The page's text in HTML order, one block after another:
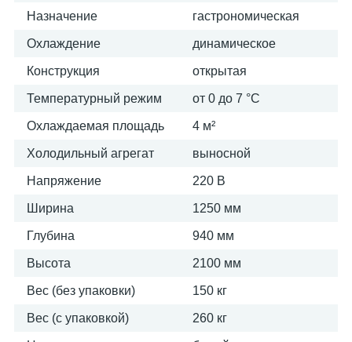
Назначение гастрономическая
Охлаждение динамическое
Конструкция открытая
Температурный режим от 0 до 7 °C
Охлаждаемая площадь 4 м²
Холодильный агрегат выносной
Напряжение 220 В
Ширина 1250 мм
Глубина 940 мм
Высота 2100 мм
Вес (без упаковки) 150 кг
Вес (с упаковкой) 260 кг